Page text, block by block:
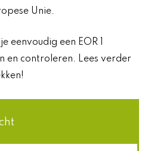
Unie.
eenvoudig een EOR 1
en controleren. Lees verder